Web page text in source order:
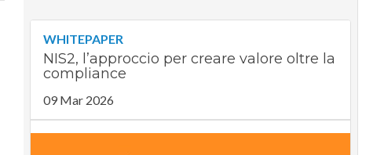
WHITEPAPER
NIS2, l’approccio per creare valore oltre la
compliance
09 Mar 2026